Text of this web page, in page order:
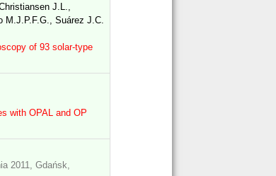
J.L.,
M.J.P.F.G., Suárez J.C.
of 93 solar-type
with OPAL and OP
2011, Gdańsk,